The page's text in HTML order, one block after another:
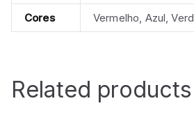
Cores Vermelho, Azul,
Related products